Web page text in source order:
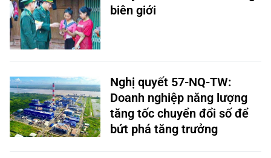
biên giới
Nghị quyết 57-NQ-TW:
Doanh nghiệp năng lượng
tăng tốc chuyển đổi số để
bứt phá tăng trưởng